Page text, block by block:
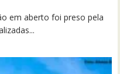
em aberto foi preso pela